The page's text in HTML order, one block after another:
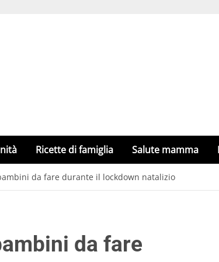
Ricette di famiglia Salute mamma
da fare durante il lockdown natalizio
da fare